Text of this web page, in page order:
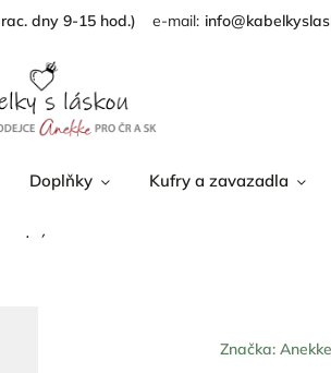
Doplňky Kufry a zavazadla
program
Značka: Anekke